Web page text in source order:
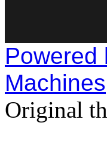
Powered
Machines
Original